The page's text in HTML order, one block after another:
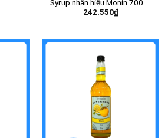
Syrup nhãn hiệu Monin 700ml
– Chai
242.550₫